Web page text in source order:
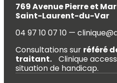
769 Avenue Pierre et
Saint-Laurent-du-Var
04 97 10 07 10 —
Consultations sur référé
traitant. Clinique
situation de handicap.